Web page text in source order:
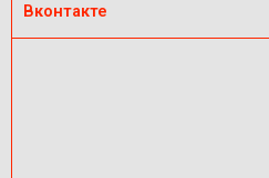
Вконтакте